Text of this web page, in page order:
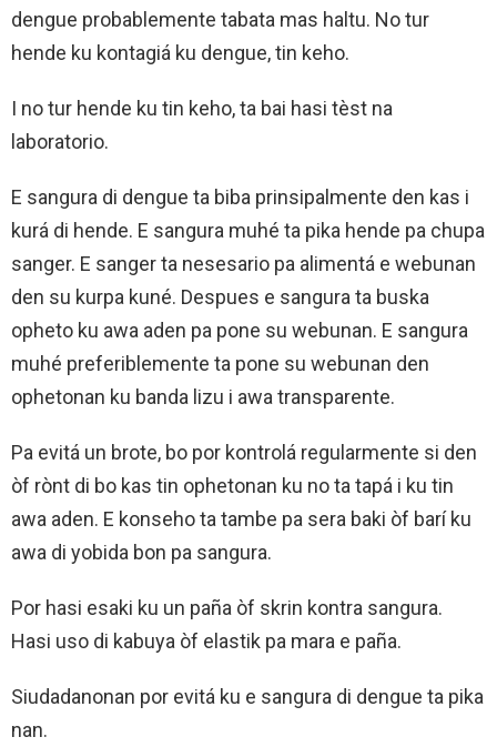
dengue probablemente tabata mas haltu. No tur
hende ku kontagiá ku dengue, tin keho.
I no tur hende ku tin keho, ta bai hasi tèst na
laboratorio.
E sangura di dengue ta biba prinsipalmente den kas i
kurá di hende. E sangura muhé ta pika hende pa chupa
sanger. E sanger ta nesesario pa alimentá e webunan
den su kurpa kuné. Despues e sangura ta buska
opheto ku awa aden pa pone su webunan. E sangura
muhé preferiblemente ta pone su webunan den
ophetonan ku banda lizu i awa transparente.
Pa evitá un brote, bo por kontrolá regularmente si den
òf rònt di bo kas tin ophetonan ku no ta tapá i ku tin
awa aden. E konseho ta tambe pa sera baki òf barí ku
awa di yobida bon pa sangura.
Por hasi esaki ku un paña òf skrin kontra sangura.
Hasi uso di kabuya òf elastik pa mara e paña.
Siudadanonan por evitá ku e sangura di dengue ta pika
nan.